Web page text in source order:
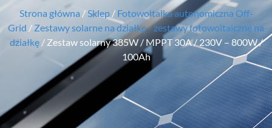
Strona główna/ Sklep/ Fotowoltaika autonomiczna Off-
Grid / Zestawy solarne na działkę - zestawy fotowoltaiczne na
działkę/ Zestaw solarny 385W / MPPT 30A / 230V – 800W /
100Ah